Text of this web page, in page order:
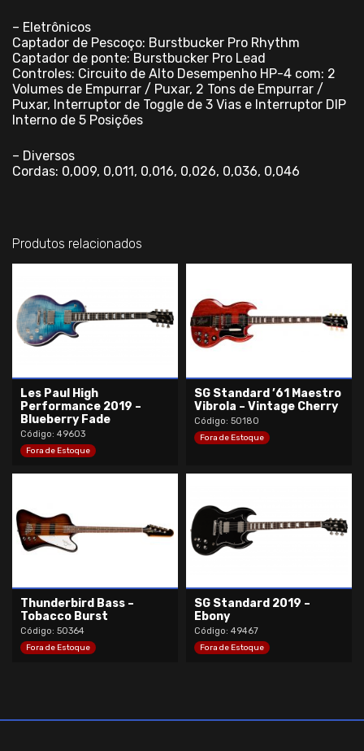
– Eletrônicos
Captador de Pescoço: Burstbucker Pro Rhythm
Captador de ponte: Burstbucker Pro Lead
Controles: Circuito de Alto Desempenho HP-4 com: 2
Volumes de Empurrar / Puxar, 2 Tons de Empurrar /
Puxar, Interruptor de Toggle de 3 Vias e Interruptor DIP
Interno de 5 Posições
– Diversos
Cordas: 0,009, 0,011, 0,016, 0,026, 0,036, 0,046
Produtos relacionados
Les Paul High
Performance 2019 –
Blueberry Fade
Código: 49603
Fora de Estoque
SG Standard ’61 Maestro
Vibrola – Vintage Cherry
Código: 50180
Fora de Estoque
Thunderbird Bass –
Tobacco Burst
Código: 50364
Fora de Estoque
SG Standard 2019 –
Ebony
Código: 49467
Fora de Estoque